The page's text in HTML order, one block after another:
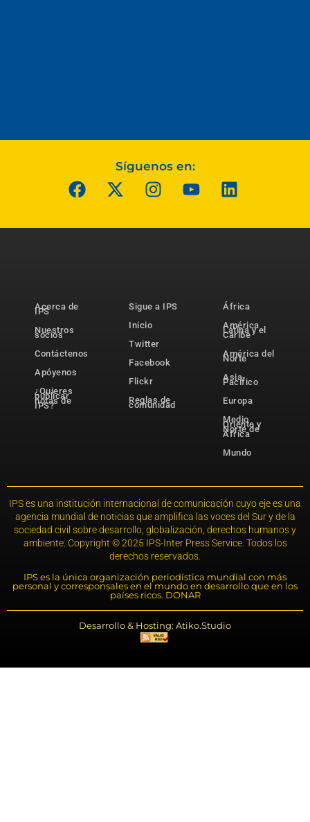
Síguenos en:
Acerca de
IPS
Nuestros
socios
Contáctenos
Apóyenos
¿Quieres
publicar
notas de
IPS?
Sigue a IPS
Inicio
Twitter
Facebook
Flickr
Reglas de
comunidad
África
América
Latina y el
Caribe
América del
Norte
Asia-
Pacífico
Europa
Medio
Oriente y
Norte de
África
Mundo
IPS es una institución internacional de comunicación cuyo eje es una
agencia mundial de noticias que amplifica las voces del Sur y de la
sociedad civil sobre desarrollo, globalización, derechos humanos y
ambiente. Copyright © 2025 IPS-Inter Press Service. Todos los
derechos reservados.
IPS es la única organización periodística mundial con más
personal y corresponsales en el mundo en desarrollo que en los
países ricos. DONAR
Desarrollo & Hosting: Atiko.Studio